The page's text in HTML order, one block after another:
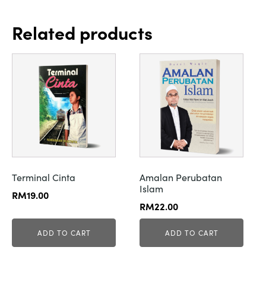
Related products
Terminal Cinta
RM19.00
ADD TO CART
Amalan Perubatan
Islam
RM22.00
ADD TO CART